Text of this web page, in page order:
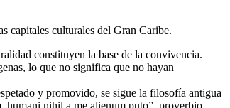
capitales culturales del Gran Caribe.
constituyen la base de la convivencia.
lo que no significa que no hayan
y promovido, se sigue la filosofía antigua
humani nihil a me alienum puto”, proverbio